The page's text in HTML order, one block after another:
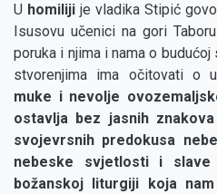
U homiliji je vladika Stipić
Isusovu učenici na gori
poruka i njima i nama o
stvorenjima ima očitovati o
muke i nevolje
ostavlja bez jasnih
svojevrsnih predokusa
nebeske svjetlosti i slave
božanskoj liturgiji koja